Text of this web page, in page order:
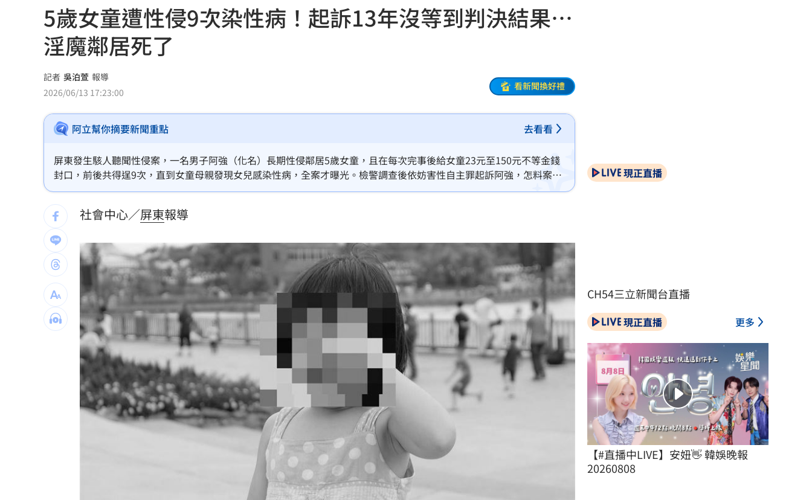
外野僅是短暫快樂 餅總曝張皓崴終極目標 19:18
想靠正二翻本？ 達人教戰槓反ETF心法
男同事追求不成跟騷偷拍 女師控校方霸凌
演習硬上路還無照！鳳山女慘收10萬單
一軍不是來跑龍套 餅總對新人不手下留情
靠2根鐵軌橫掃AI鏈 川湖財報衝上萬金股 19:03
直擊／NEWBEAT高雄首秀 震胸舞全場嗨翻
颱風紫暴雨今晚開炸 估「這時」解除海警 18:52
傅家接班人幕僚酒駕遭移送！公所火速准辭 18:52
獅子座新月伴日蝕！12星座一週運勢出爐 18:45
桃猿二軍單場僅3投 副領隊曝下週可緩解 18:45
台灣彩券開獎直播中 20:31
LIVE三立+24小時直播 15:27
三立iNEWS新聞台線上直播 18:00
商場戰國來臨 台中「頂奢大道」逐漸成形
台彩父親節推新刮刮樂千萬頭獎超「爸」氣 12:00
「拍片人的多重宇宙」職涯論壇9/12登場！ 10:30
5歲女童遭性侵9次染性病！起訴13年沒等到判決結果…
淫魔鄰居死了
記者 吳泊萱 報導
2026/06/13 17:23:00
看新聞換好禮
阿立幫你摘要新聞重點 去看看
屏東發生駭人聽聞性侵案，一名男子阿強（化名）長期性侵鄰居5歲女童，且在每次完事後給女童23元至150元不等金錢
封口，前後共得逞9次，直到女童母親發現女兒感染性病，全案才曝光。檢警調查後依妨害性自主罪起訴阿強，怎料案件
審理期間，卻傳出阿強死訊，由於被告已死，法院依法判決不受理。
社會中心／屏東報導
現正直播
CH54三立新聞台直播
現正直播 更多
【#直播中LIVE】安妞👋 韓娛晚報
20260808